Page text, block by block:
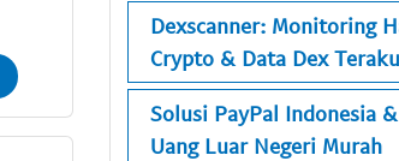
Dexscanner: Monitoring
Crypto & Data Dex
Solusi PayPal Indonesia
Uang Luar Negeri Murah